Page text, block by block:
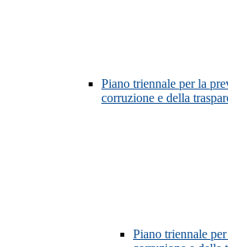
Piano triennale per la
corruzione e della
Piano triennale